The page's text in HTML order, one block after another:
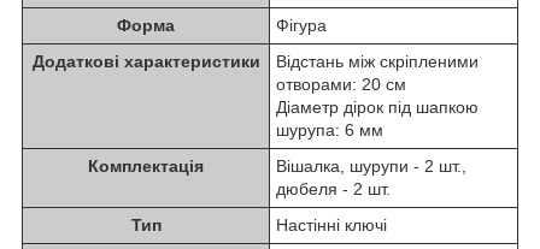
Форма
Фігура
Додаткові характеристики
Відстань між скріпленими
отворами: 20 см
Діаметр дірок під шапкою
шурупа: 6 мм
Комплектація
Вішалка, шурупи - 2 шт.,
дюбеля - 2 шт.
Тип
Настінні ключі